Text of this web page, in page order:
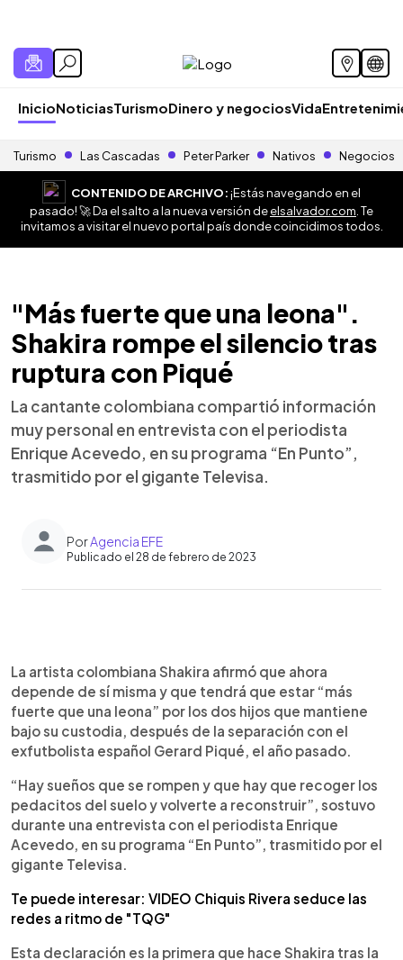
InicioNoticiasTurismoDinero y negociosVida
Turismo Las Cascadas Peter Parker Nativos Negocios
CONTENIDO DE ARCHIVO:¡Estás navegando en el
pasado! 🚀 Da el salto a la nueva versión deelsalvador.com . Te
invitamos a visitar el nuevo portal país donde coincidimos todos.
"Más fuerte que una leona".
Shakira rompe el silencio tras
ruptura con Piqué
La cantante colombiana compartió información
muy personal en entrevista con el periodista
Enrique Acevedo, en su programa “En Punto”,
trasmitido por el gigante Televisa.
PorAgencia EFE
Publicado el 28 de febrero de 2023
► Escuchar artículo
La artista colombiana Shakira afirmó que ahora
depende de sí misma y que tendrá que estar “más
fuerte que una leona” por los dos hijos que mantiene
bajo su custodia, después de la separación con el
exfutbolista español Gerard Piqué, el año pasado.
“Hay sueños que se rompen y que hay que recoger los
pedacitos del suelo y volverte a reconstruir”, sostuvo
durante una entrevista con el periodista Enrique
Acevedo, en su programa “En Punto”, trasmitido por el
gigante Televisa.
Te puede interesar: VIDEO Chiquis Rivera seduce las
redes a ritmo de "TQG"
Esta declaración es la primera que hace Shakira tras la